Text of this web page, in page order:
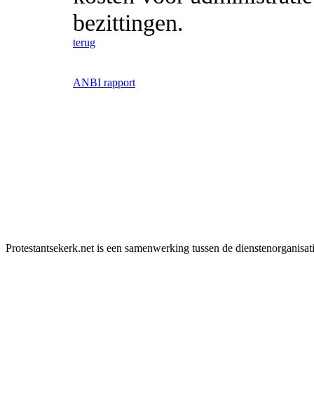
bezittingen.
terug
ANBI rapport
Protestantsekerk.net is een samenwerking tussen de